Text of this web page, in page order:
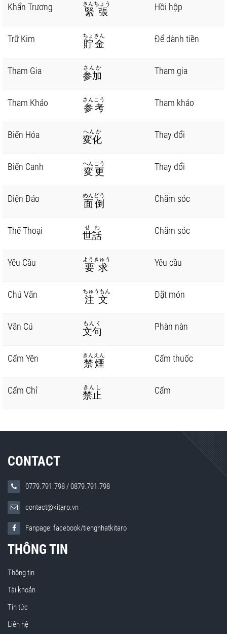
Khẩn Trương 緊張
きんちょう Hồi hộp
Trữ Kim 貯金
ちょきん Để dành tiền
Tham Gia 参加
さんか Tham gia
Tham Khảo 参考
さんこう Tham khảo
Biến Hóa 変化
へんか Thay đổi
Biến Canh 変更
へんこう Thay đổi
Diện Đáo 面倒
めんどう Chăm sóc
Thế Thoại 世話
せわ Chăm sóc
Yêu Cầu 要求
ようきゅう Yêu cầu
Chú Văn 注文
ちゅうもん Đặt món
Văn Cú 文句
もんく Phàn nàn
Cấm Yên 禁煙
きんえん Cấm thuốc
Cấm Chỉ 禁止
きんし Cấm
CONTACT
0779.791.798/0879.791.798
contact@kitaro.vn
Fanpage: facebook/tiengnhatkitaro
THÔNG TIN
Thông tin
Tài khoản
Tin tức
Liên hệ